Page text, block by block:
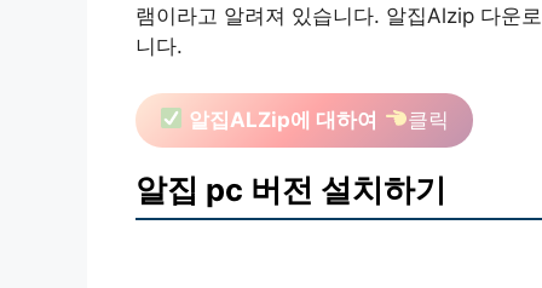
램이라고 알려져 있습니다. 알집Alzip 다운
니다.
알집ALZip에 대하여 클릭
알집 pc 버전 설치하기